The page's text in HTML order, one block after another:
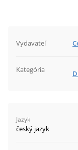
Vydavateľ
Kategória
Jazyk
český jazyk